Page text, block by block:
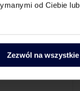
od Ciebie lub
Zezwól na wszystkie
niz-dla-